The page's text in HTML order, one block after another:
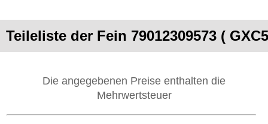
Teileliste der Fein 79012309573 (
Die angegebenen Preise enthalten die
Mehrwertsteuer